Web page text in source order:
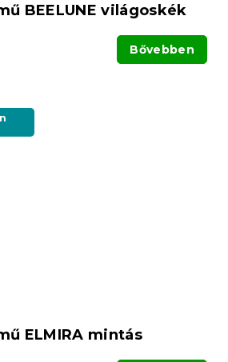
BEELUNE világoskék
Bővebben
ELMIRA mintás